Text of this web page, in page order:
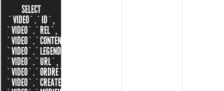
SELECT
`VIDEO`.`ID`,
`VIDEO`.`REL`,
`VIDEO`.`CONTENU_ID`,
`VIDEO`.`LEGENDE`,
`VIDEO`.`URL`,
`VIDEO`.`ORDRE`,
`VIDEO`.`CREATED`,